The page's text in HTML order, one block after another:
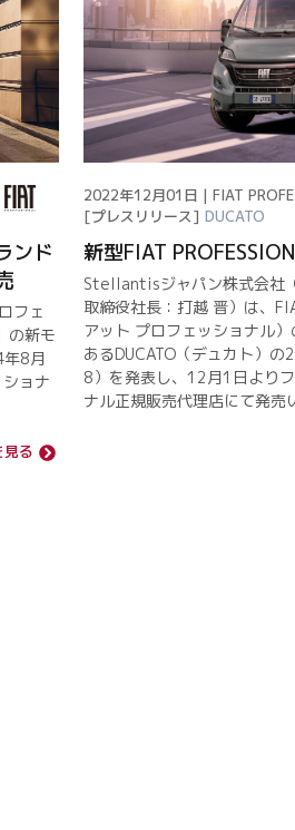
ンド
フェ
の新モ
8月
ョナ
見る
2022年12月01日 | FIAT
[プレスリリース] DUCATO
新型FIAT
Stellantisジャパン株式会社
取締役社長：打越 晋）は、
アット プロフェッショナル
あるDUCATO（デュカト）
8）を発表し、12月1日より
ナル正規販売代理店にて発売